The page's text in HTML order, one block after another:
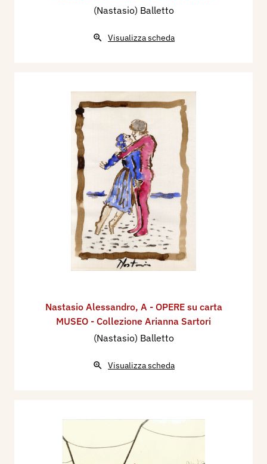
(Nastasio) Balletto
Visualizza scheda
Nastasio Alessandro, A - OPERE su carta
MUSEO - Collezione Arianna Sartori
(Nastasio) Balletto
Visualizza scheda